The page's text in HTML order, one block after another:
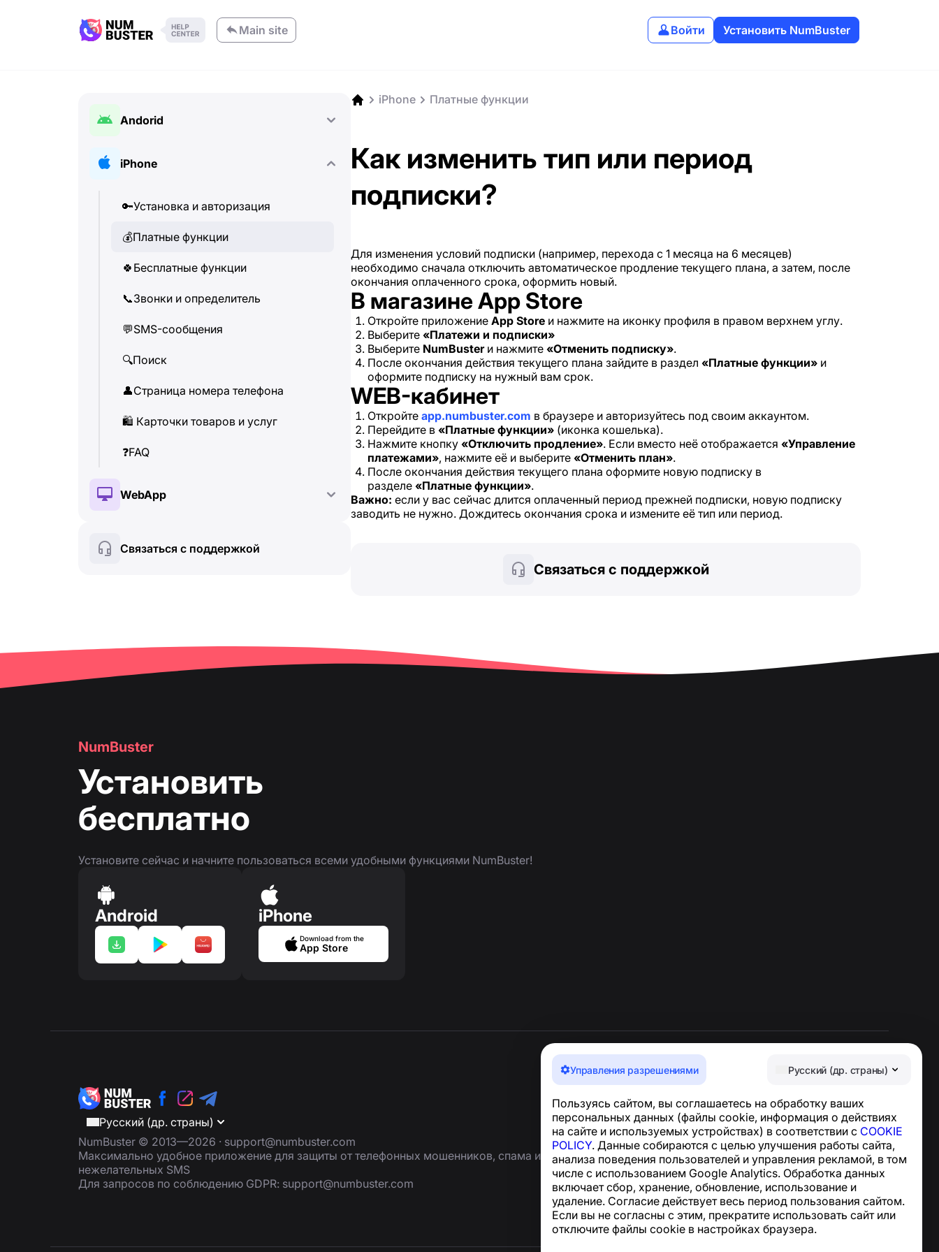
Main site Войти Установить NumBuster
Управления разрешениями Русский (др. страны)
Пользуясь сайтом, вы соглашаетесь на обработку ваших
персональных данных (файлы cookie, информация о действиях
на сайте и используемых устройствах) в соответствии с COOKIE
POLICY. Данные собираются с целью улучшения работы сайта,
анализа поведения пользователей и управления рекламой, в том
числе с использованием Google Analytics. Обработка данных
включает сбор, хранение, обновление, использование и
удаление. Согласие действует весь период пользования сайтом.
Если вы не согласны с этим, прекратите использовать сайт или
отключите файлы cookie в настройках браузера.
Andorid
🔑
iPhone
🔑Установка и авторизация
💰Платные функции
🍀 Бесплатные функции
📞Звонки и определитель
💬SMS-сообщения
🔍Поиск
👤Страница номера телефона
🛍 ️ Карточки товаров и услуг
❓FAQ
WebApp
Связаться с поддержкой
iPhone Платные функции
Как изменить тип или период
подписки?
Для изменения условий подписки (например, перехода с 1 месяца на 6 месяцев)
необходимо сначала отключить автоматическое продление текущего плана, а затем, после
окончания оплаченного срока, оформить новый.
В магазине App Store
Откройте приложение App Store и нажмите на иконку профиля в правом верхнем углу.
Выберите «Платежи и подписки»
Выберите NumBusterи нажмите «Отменить подписку».
После окончания действия текущего плана зайдите в раздел «Платные функции» и
оформите подписку на нужный вам срок.
WEB-кабинет
Откройте app.numbuster.com в браузере и авторизуйтесь под своим аккаунтом.
Перейдите в «Платные функции» (иконка кошелька).
Нажмите кнопку «Отключить продление». Если вместо неё отображается «Управление
платежами», нажмите её и выберите «Отменить план».
После окончания действия текущего плана оформите новую подписку в
разделе «Платные функции».
Важно: если у вас сейчас длится оплаченный период прежней подписки, новую подписку
заводить не нужно. Дождитесь окончания срока и измените её тип или период.
Связаться с поддержкой
NumBuster
Установить
бесплатно
Установите сейчас и начните пользоваться всеми удобными функциями NumBuster!
Android iPhone
Download from the
App Store
Русский (др. страны)
NumBuster © 2013—2026 · support@numbuster.com
Максимально удобное приложение для защиты от телефонных мошенников, спама и
нежелательных SMS
Для запросов по соблюдению GDPR: support@numbuster.com
Новости и статьи
О проекте
Контакты